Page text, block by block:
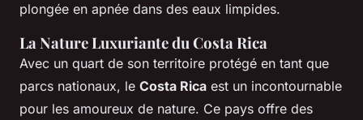
plongée en apnée dans des eaux limpides.
La Nature Luxuriante du Costa Rica
Avec un quart de son territoire protégé en tant que
parcs nationaux, le Costa Rica est un incontournable
pour les amoureux de nature. Ce pays offre des